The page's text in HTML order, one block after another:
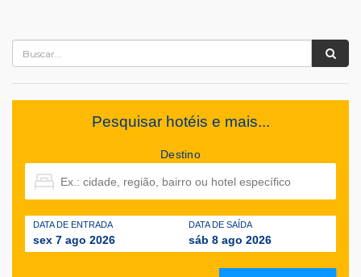
Pesquisar hotéis e mais...
Destino
DATA DE ENTRADA
sex 7 ago 2026
DATA DE SAÍDA
sáb 8 ago 2026